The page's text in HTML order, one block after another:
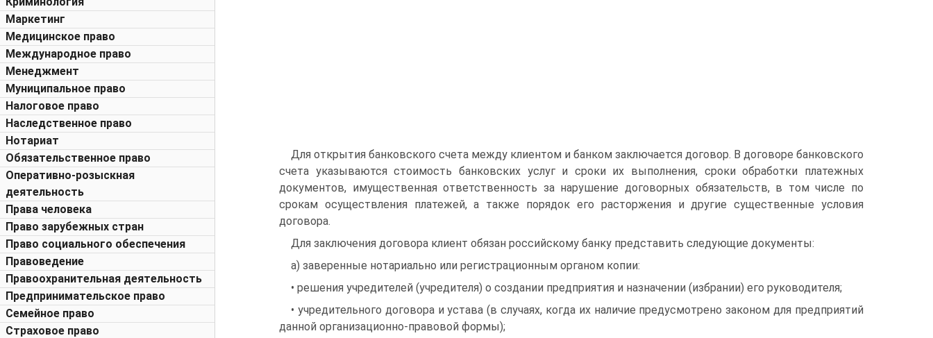
Маркетинг
Медицинское право
Международное право
Менеджмент
Муниципальное право
Налоговое право
Наследственное право
Нотариат
Обязательственное право
Оперативно-розыскная
деятельность
Права человека
Право зарубежных стран
Право социального обеспечения
Правоведение
Правоохранительная деятельность
Предпринимательское право
Семейное право
Страховое право
Для открытия банковского счета между клиентом и банком заключается договор. В договоре банковского
счета указываются стоимость банковских услуг и сроки их выполнения, сроки обработки платежных
документов, имущественная ответственность за нарушение договорных обязательств, в том числе по
срокам осуществления платежей, а также порядок его расторжения и другие существенные условия
договора.
Для заключения договора клиент обязан российскому банку представить следующие документы:
а) заверенные нотариально или регистрационным органом копии:
• решения учредителей (учредителя) о создании предприятия и назначении (избрании) его руководителя;
• учредительного договора и устава (в случаях, когда их наличие предусмотрено законом для предприятий
данной организационно-правовой формы);